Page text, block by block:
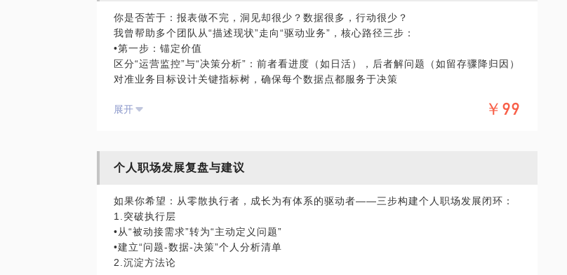
你是否苦于：报表做不完，洞见却很少？数据很多，行动很少？
我曾帮助多个团队从“描述现状”走向“驱动业务”，核心路径三步：
•第一步：锚定价值​
区分“运营监控”与“决策分析”：前者看进度（如日活），后者解问题（如留存骤降归因）
对准业务目标设计关键指标树，确保每个数据点都服务于决策
从“数据孤岛”到“场景串联”：整合多源数据，构建用户/商品/渠道全景视图
推动“数据平权”：通过模板化工具，让业务人员自主完成80%的日常分析
•数据很多却难以形成有效行动
•分析停留在事后解释，无法前置指导业务
•想搭建体系却不知从何入手
欢迎交流，我们可以共同探讨如何为你的业务装上一套“用数据决策”的操作系统
展开 ￥99
个人职场发展复盘与建议
如果你希望：从零散执行者，成长为有体系的驱动者——三步构建个人职场发展闭环：
1.突破执行层
•从“被动接需求”转为“主动定义问题”
•建立“问题-数据-决策”个人分析清单
2.沉淀方法论